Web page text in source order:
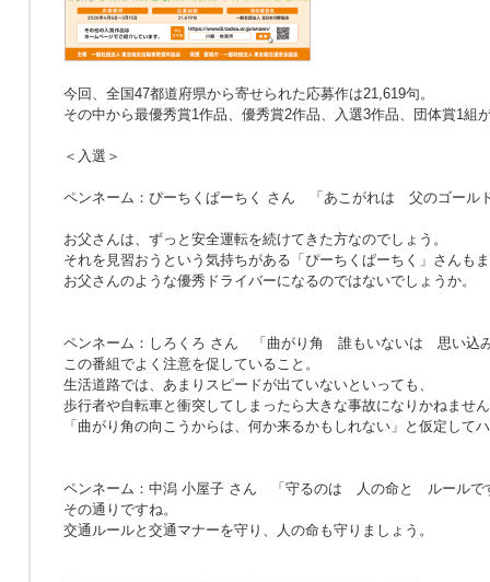
今回、全国47都道府県から寄せられた応募作は21,619句。
その中から最優秀賞1作品、優秀賞2作品、入選3作品、団体賞1組
＜入選＞
ペンネーム：ぴーちくぱーちく さん 「あこがれは 父のゴール
お父さんは、ずっと安全運転を続けてきた方なのでしょう。
それを見習おうという気持ちがある「ぴーちくぱーちく」さんも
お父さんのような優秀ドライバーになるのではないでしょうか。
ペンネーム：しろくろ さん
「曲がり角 誰もいないは 思い込
この番組でよく注意を促していること。
生活道路では、あまりスピードが出ていないといっても、
歩行者や自転車と衝突してしまったら大きな事故になりかねませ
「曲がり角の向こうからは、何か来るかもしれない」と仮定して
ペンネーム：中潟 小屋子 さん 「 守るのは 人の命と ルールで
その通りですね。
交通ルールと交通マナーを守り、人の命も守りましょう。